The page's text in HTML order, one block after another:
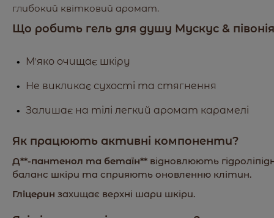
глибокий квітковий аромат.
Що робить гель для душу Мускус &
Мʼяко очищає шкіру
Не викликає сухості та стягнення
Залишає на тілі легкий аромат карамелі
Як працюють активні компоненти?
Д**-пантенол та бетаїн** відновлюють
баланс шкіри та сприяють оновленню клітин.
Гліцерин захищає верхні шари шкіри.